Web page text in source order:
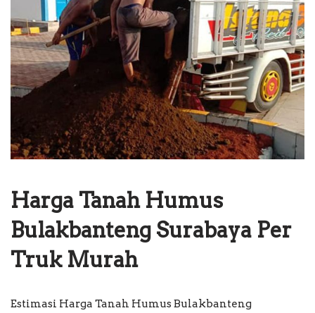
Harga Tanah Humus
Bulakbanteng Surabaya Per
Truk Murah
Estimasi Harga Tanah Humus Bulakbanteng